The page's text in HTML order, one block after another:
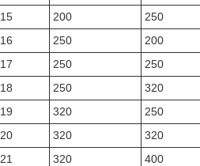
200 250
250 200
250 250
250 320
320 250
320 320
320 400